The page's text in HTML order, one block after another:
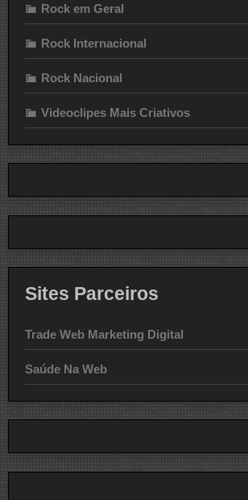
Rock em Geral
Rock Internacional
Rock Nacional
Videoclipes Mais Criativos
Sites Parceiros
Trade Web Marketing Digital
Saúde Na Web